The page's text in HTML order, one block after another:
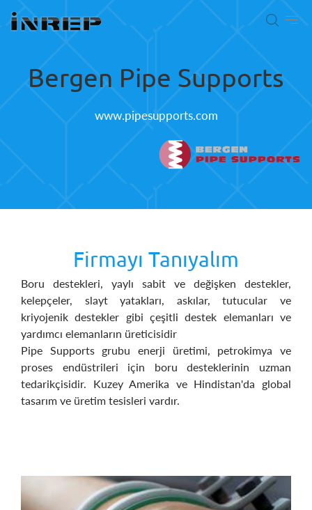
Bergen Pipe Supports
www.pipesupports.com
Firmayı Tanıyalım
Boru destekleri, yaylı sabit ve değişken destekler,
kelepçeler, slayt yatakları, askılar, tutucular ve
kriyojenik destekler gibi çeşitli destek elemanları ve
yardımcı elemanların üreticisidir
Pipe Supports grubu enerji üretimi, petrokimya ve
proses endüstrileri için boru desteklerinin uzman
tedarikçisidir. Kuzey Amerika ve Hindistan'da global
tasarım ve üretim tesisleri vardır.